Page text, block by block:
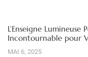
L’Enseigne
Incontournable pour
MAI 6, 2025